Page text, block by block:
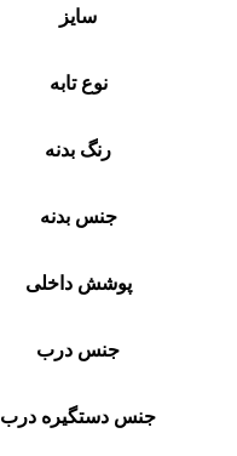
سایز
نوع تابه
رنگ بدنه
جنس بدنه
پوشش داخلی
جنس درب
جنس دستگیره درب